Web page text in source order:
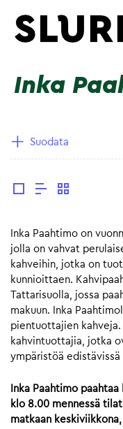
Inka
Suodata
Inka Paahtimo on
jolla on vahvat
kahveihin, jotka on
kunnioittaen.
Tattarisuolla, jossa
makuun. Inka
pientuottajien
kahvintuottajia, jotka
ympäristöä
Inka Paahtimo
klo 8.00 mennessä
matkaan